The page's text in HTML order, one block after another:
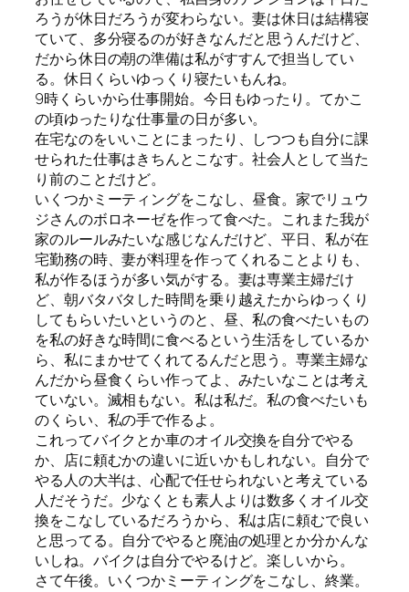
ろうが休日だろうが変わらない。妻は休日は結構寝
ていて、多分寝るのが好きなんだと思うんだけど、
だから休日の朝の準備は私がすすんで担当してい
る。休日くらいゆっくり寝たいもんね。
9時くらいから仕事開始。今日もゆったり。てかこ
の頃ゆったりな仕事量の日が多い。
在宅なのをいいことにまったり、しつつも自分に課
せられた仕事はきちんとこなす。社会人として当た
り前のことだけど。
いくつかミーティングをこなし、昼食。家でリュウ
ジさんのボロネーゼを作って食べた。これまた我が
家のルールみたいな感じなんだけど、平日、私が在
宅勤務の時、妻が料理を作ってくれることよりも、
私が作るほうが多い気がする。妻は専業主婦だけ
ど、朝バタバタした時間を乗り越えたからゆっくり
してもらいたいというのと、昼、私の食べたいもの
を私の好きな時間に食べるという生活をしているか
ら、私にまかせてくれてるんだと思う。専業主婦な
んだから昼食くらい作ってよ、みたいなことは考え
ていない。滅相もない。私は私だ。私の食べたいも
のくらい、私の手で作るよ。
これってバイクとか車のオイル交換を自分でやる
か、店に頼むかの違いに近いかもしれない。自分で
やる人の大半は、心配で任せられないと考えている
人だそうだ。少なくとも素人よりは数多くオイル交
換をこなしているだろうから、私は店に頼むで良い
と思ってる。自分でやると廃油の処理とか分かんな
いしね。バイクは自分でやるけど。楽しいから。
さて午後。いくつかミーティングをこなし、終業。